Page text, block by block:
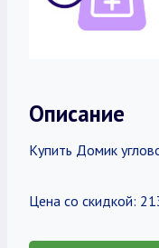
Описание
Купить Домик
Цена со скидкой: